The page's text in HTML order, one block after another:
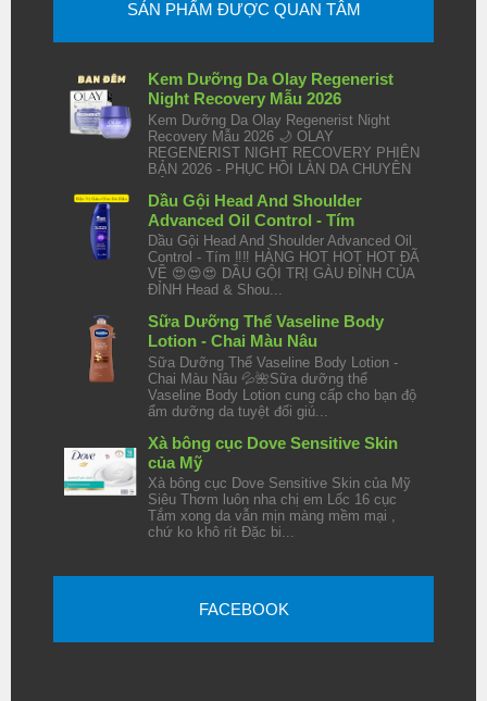
SẢN PHẨM ĐƯỢC QUAN TÂM
Kem Dưỡng Da Olay Regenerist
Night Recovery Mẫu 2026
Kem Dưỡng Da Olay Regenerist Night
Recovery Mẫu 2026 🌙 OLAY
REGENERIST NIGHT RECOVERY PHIÊN
BẢN 2026 - PHỤC HỒI LÀN DA CHUYÊN
Dầu Gội Head And Shoulder
Advanced Oil Control - Tím
Dầu Gội Head And Shoulder Advanced Oil
Control - Tím ‼️‼️ HÀNG HOT HOT HOT ĐÃ
VỀ 😍😍😍 DẦU GỘI TRỊ GÀU ĐỈNH CỦA
ĐỈNH Head & Shou...
Sữa Dưỡng Thể Vaseline Body
Lotion - Chai Màu Nâu
Sữa Dưỡng Thể Vaseline Body Lotion -
Chai Màu Nâu 💦🌺Sữa dưỡng thể
Vaseline Body Lotion cung cấp cho bạn độ
ẩm dưỡng da tuyệt đối giú...
Xà bông cục Dove Sensitive Skin
của Mỹ
Xà bông cục Dove Sensitive Skin của Mỹ
Siêu Thơm luôn nha chị em Lốc 16 cục
Tắm xong da vẫn mịn màng mềm mại ,
chứ ko khô rít Đặc bi...
FACEBOOK